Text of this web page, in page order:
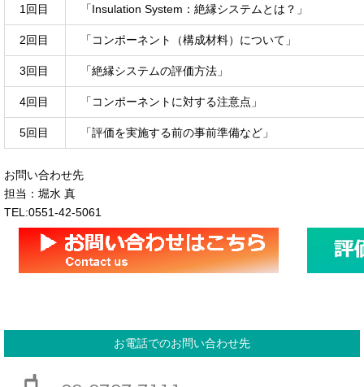
1回目 「Insulation System：絶縁システムとは？」
2回目 「コンポーネント（構成材料）について」
3回目 「絶縁システムの評価方法」
4回目 「コンポーネントに対する注意点」
5回目 「評価を実施する前の事前準備など」
お問い合わせ先
担当：堀水 真
TEL:0551-42-5061
お電話でのお問い合わせ先